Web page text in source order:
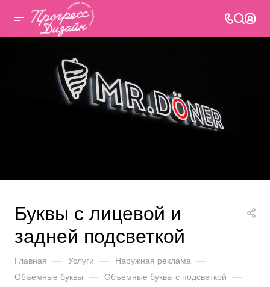
Буквы с лицевой и
задней подсветкой
Главная — Услуги — Наружная реклама —
Объемные буквы — Объемные буквы с подсветкой —